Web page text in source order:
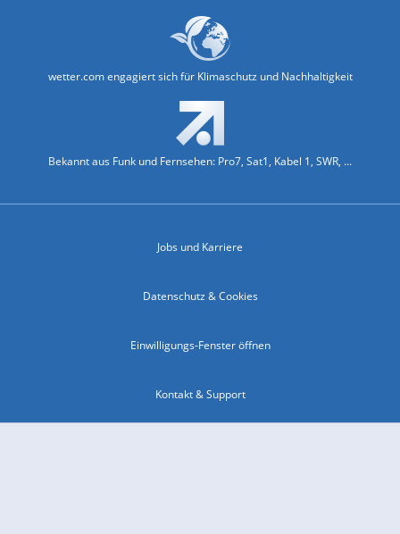
wetter.com engagiert sich für Klimaschutz und Nachhaltigkeit
Bekannt aus Funk und Fernsehen: Pro7, Sat1, Kabel 1, SWR, ...
Jobs und Karriere
Datenschutz & Cookies
Einwilligungs-Fenster öffnen
Kontakt & Support